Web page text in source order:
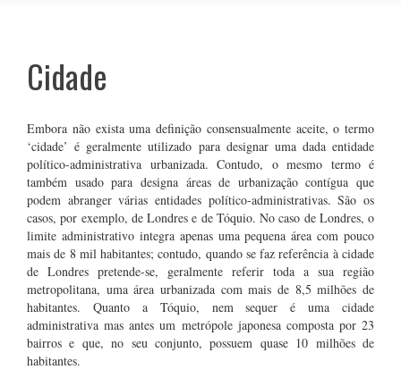
Cidade
Embora não exista uma definição consensualmente aceite, o termo
‘cidade’ é geralmente utilizado para designar uma dada entidade
político-administrativa urbanizada. Contudo, o mesmo termo é
também usado para designa áreas de urbanização contígua que
podem abranger várias entidades político-administrativas. São os
casos, por exemplo, de Londres e de Tóquio. No caso de Londres, o
limite administrativo integra apenas uma pequena área com pouco
mais de 8 mil habitantes; contudo, quando se faz referência à cidade
de Londres pretende-se, geralmente referir toda a sua região
metropolitana, uma área urbanizada com mais de 8,5 milhões de
habitantes. Quanto a Tóquio, nem sequer é uma cidade
administrativa mas antes um metrópole japonesa composta por 23
bairros e que, no seu conjunto, possuem quase 10 milhões de
habitantes.